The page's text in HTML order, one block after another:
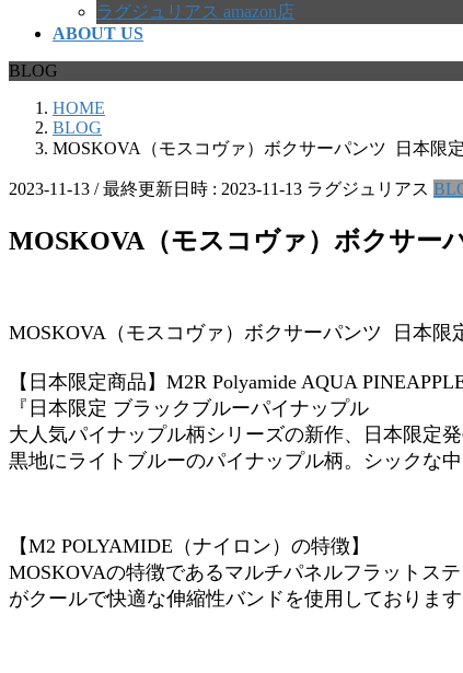
ラグジュリアス amazon店
ABOUT US
BLOG
HOME
BLOG
MOSKOVA（モスコヴァ）ボクサーパンツ 日本限
2023-11-13 / 最終更新日時 : 2023-11-13 ラグジュリアス
MOSKOVA（モスコヴァ）ボクサー
MOSKOVA（モスコヴァ）ボクサーパンツ 日本限
【日本限定商品】M2R Polyamide AQUA
『日本限定 ブラックブルーパイナップル
大人気パイナップル柄シリーズの新作、日本限定発
黒地にライトブルーのパイナップル柄。シックな
【M2 POLYAMIDE（ナイロン）の特徴】
MOSKOVAの特徴であるマルチパネルフラットス
がクールで快適な伸縮性バンドを使用しております